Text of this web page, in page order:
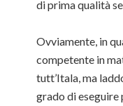
di prima qualità
Ovviamente, in
competente in
tutt’Itala, ma
grado di